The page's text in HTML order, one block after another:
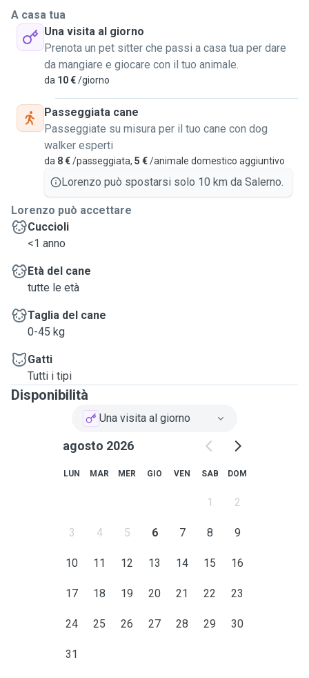
A casa tua
Una visita al giorno
Prenota un pet sitter che passi a casa tua per dare
da mangiare e giocare con il tuo animale.
da 10 €/giorno
Passeggiata cane
Passeggiate su misura per il tuo cane con dog
walker esperti
da 8 €/passeggiata, 5 €/animale domestico aggiuntivo
Lorenzo può spostarsi solo 10 km da Salerno.
Lorenzo può accettare
Cuccioli
<1 anno
Età del cane
tutte le età
Taglia del cane
0-45 kg
Gatti
Tutti i tipi
Disponibilità
Una visita al giorno
agosto 2026
LUN MAR MER GIO VEN SAB DOM
1 2
3 4 5 6 7 8 9
10 11 12 13 14 15 16
17 18 19 20 21 22 23
24 25 26 27 28 29 30
31